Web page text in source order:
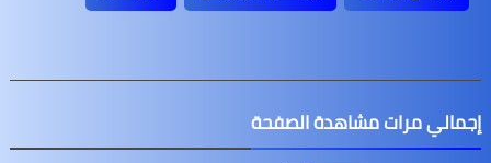
مرات مشاهدة الصفحة